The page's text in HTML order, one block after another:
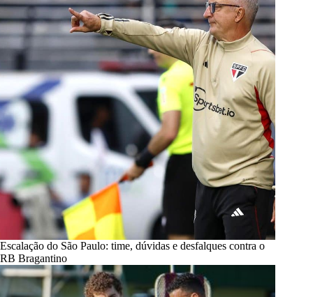
Escalação do São Paulo: time, dúvidas e desfalques contra o
RB Bragantino